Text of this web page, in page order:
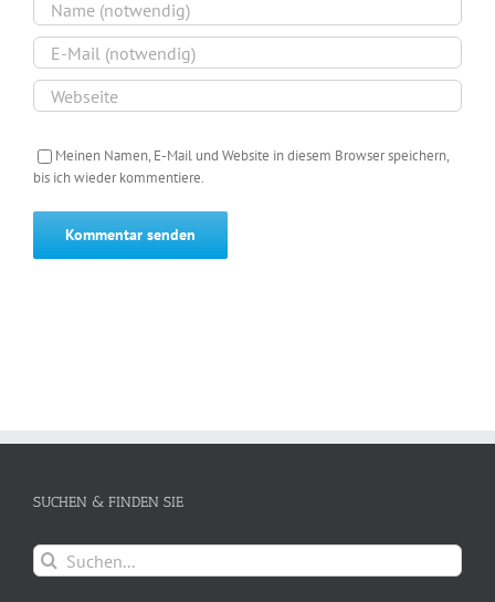
Meinen Namen, E-Mail und Website in diesem Browser speichern,
bis ich wieder kommentiere.
SUCHEN & FINDEN SIE
Suche
nach: